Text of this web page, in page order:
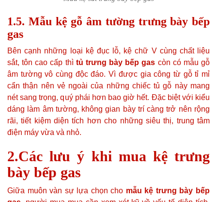
1.5. Mẫu kệ gỗ âm tường trưng bày bếp
gas
Bên cạnh những loại kệ đục lỗ, kệ chữ V cùng chất liệu
sắt, tôn cao cấp thì tủ trưng bày bếp gas còn có mẫu gỗ
âm tường vô cùng độc đáo. Vì được gia công từ gỗ tỉ mỉ
cẩn thận nên vẻ ngoài của những chiếc tủ gỗ này mang
nét sang trọng, quý phái hơn bao giờ hết. Đặc biệt với kiểu
dáng làm âm tường, không gian bày trí càng trở nên rộng
rãi, tiết kiệm diện tích hơn cho những siêu thị, trung tâm
điện máy vừa và nhỏ.
2.Các lưu ý khi mua kệ trưng
bày bếp gas
Giữa muôn vàn sự lựa chọn cho mẫu kệ trưng bày bếp